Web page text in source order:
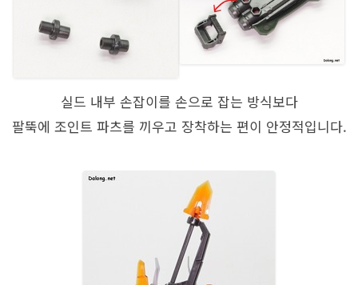
실드 내부 손잡이를 손으로 잡는 방식보다
팔뚝에 조인트 파츠를 끼우고 장착하는 편이 안정적입니다.